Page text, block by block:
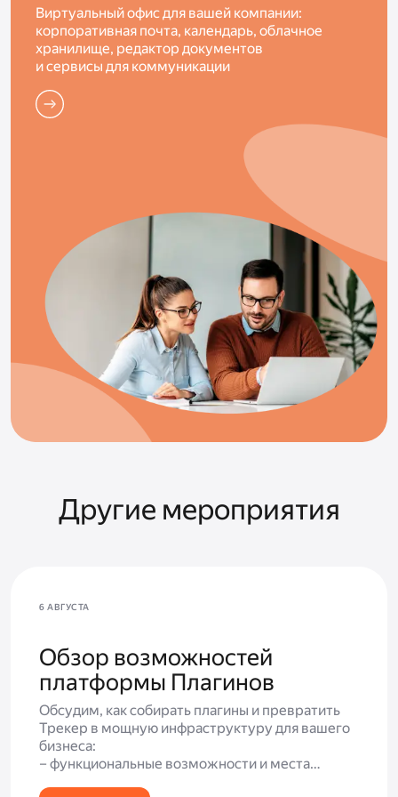
Виртуальный офис для вашей компании:
корпоративная почта, календарь, облачное
хранилище, редактор документов
и сервисы для коммуникации
Другие мероприятия
6 АВГУСТА
Обзор возможностей
платформы Плагинов
Обсудим, как собирать плагины и превратить
Трекер в мощную инфраструктуру для вашего
бизнеса:
– функциональные возможности и места